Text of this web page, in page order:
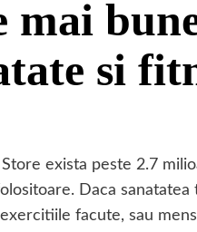
mai
si
Store exista peste 2.7
Daca
facute, sau